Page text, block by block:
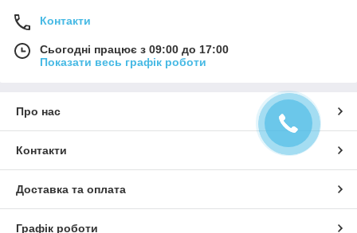
Контакти
Сьогодні працює з 09:00 до 17:00
Показати весь графік роботи
Про нас
Контакти
Доставка та оплата
Графік роботи